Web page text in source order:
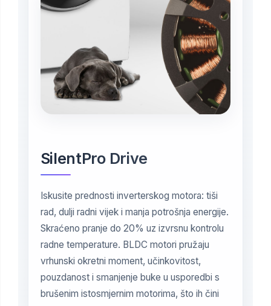
SilentPro Drive
Iskusite prednosti inverterskog motora: tiši
rad, dulji radni vijek i manja potrošnja energije.
Skraćeno pranje do 20% uz izvrsnu kontrolu
radne temperature. BLDC motori pružaju
vrhunski okretni moment, učinkovitost,
pouzdanost i smanjenje buke u usporedbi s
brušenim istosmjernim motorima, što ih čini